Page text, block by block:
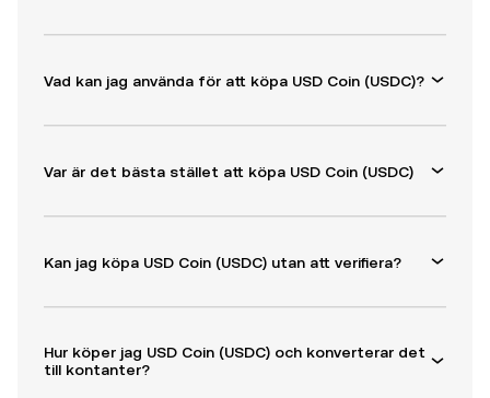
Vad kan jag använda för att köpa USD Coin (USDC)?
Var är det bästa stället att köpa USD Coin (USDC)
Kan jag köpa USD Coin (USDC) utan att verifiera?
Hur köper jag USD Coin (USDC) och konverterar det
till kontanter?